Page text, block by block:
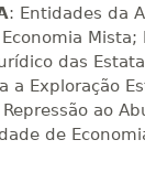
dias
dias
: Entidades da
das
a Exploração
ao
de